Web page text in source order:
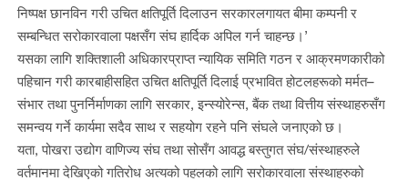
निष्पक्ष छानविन गरी उचित क्षतिपूर्ति दिलाउन सरकारलगायत बीमा कम्पनी र
सम्बन्धित सरोकारवाला पक्षसँग संघ हार्दिक अपिल गर्न चाहन्छ।’
यसका लागि शक्तिशाली अधिकारप्राप्त न्यायिक समिति गठन र आक्रमणकारीको
पहिचान गरी कारबाहीसहित उचित क्षतिपूर्ति दिलाई प्रभावित होटलहरूको मर्मत–
संभार तथा पुनर्निर्माणका लागि सरकार, इन्स्योरेन्स, बैंक तथा वित्तीय संस्थाहरुसँग
समन्वय गर्ने कार्यमा सदैव साथ र सहयोग रहने पनि संघले जनाएको छ।
यता, पोखरा उद्योग वाणिज्य संघ तथा सोसँग आवद्ध बस्तुगत संघ/संस्थाहरुले
वर्तमानमा देखिएको गतिरोध अत्यको पहलको लागि सरोकारवाला संस्थाहरुको